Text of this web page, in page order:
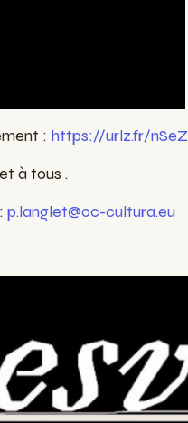
: https://urlz.fr/nSeZ
à tous .
p.langlet@oc-cultura.eu